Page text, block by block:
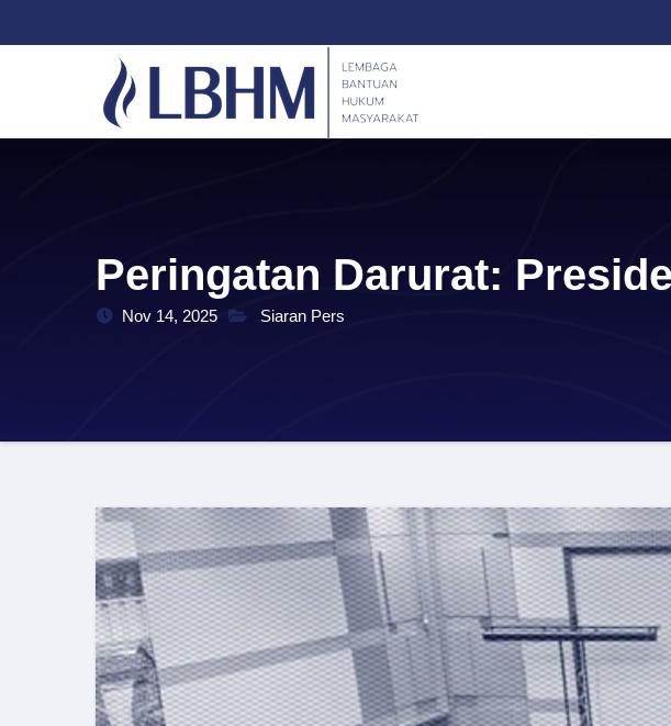
to
Peringatan Darurat:
Nov 14, 2025 Siaran Pers